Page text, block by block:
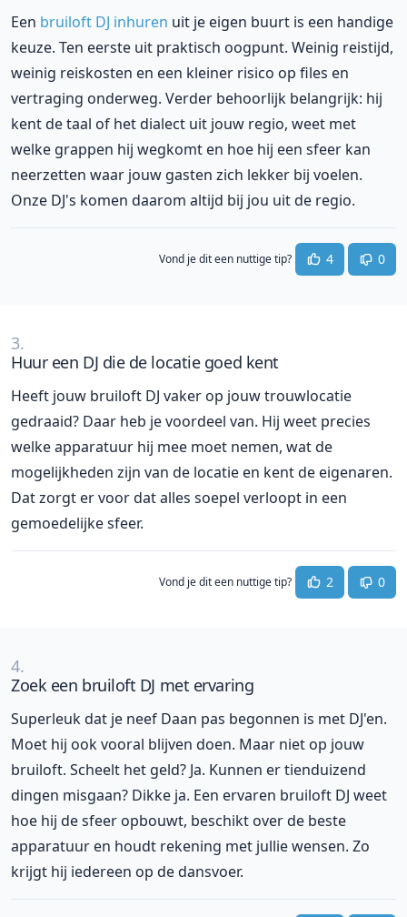
Een bruiloft DJ inhuren uit je eigen buurt is een handige
keuze. Ten eerste uit praktisch oogpunt. Weinig reistijd,
weinig reiskosten en een kleiner risico op files en
vertraging onderweg. Verder behoorlijk belangrijk: hij
kent de taal of het dialect uit jouw regio, weet met
welke grappen hij wegkomt en hoe hij een sfeer kan
neerzetten waar jouw gasten zich lekker bij voelen.
Onze DJ's komen daarom altijd bij jou uit de regio.
Vond je dit een nuttige tip? 4 0
3.
Huur een DJ die de locatie goed kent
Heeft jouw bruiloft DJ vaker op jouw trouwlocatie
gedraaid? Daar heb je voordeel van. Hij weet precies
welke apparatuur hij mee moet nemen, wat de
mogelijkheden zijn van de locatie en kent de eigenaren.
Dat zorgt er voor dat alles soepel verloopt in een
gemoedelijke sfeer.
Vond je dit een nuttige tip? 2 0
4.
Zoek een bruiloft DJ met ervaring
Superleuk dat je neef Daan pas begonnen is met DJ'en.
Moet hij ook vooral blijven doen. Maar niet op jouw
bruiloft. Scheelt het geld? Ja. Kunnen er tienduizend
dingen misgaan? Dikke ja. Een ervaren bruiloft DJ weet
hoe hij de sfeer opbouwt, beschikt over de beste
apparatuur en houdt rekening met jullie wensen. Zo
krijgt hij iedereen op de dansvoer.